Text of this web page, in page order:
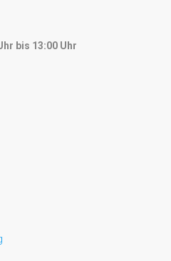
bis 13:00 Uhr